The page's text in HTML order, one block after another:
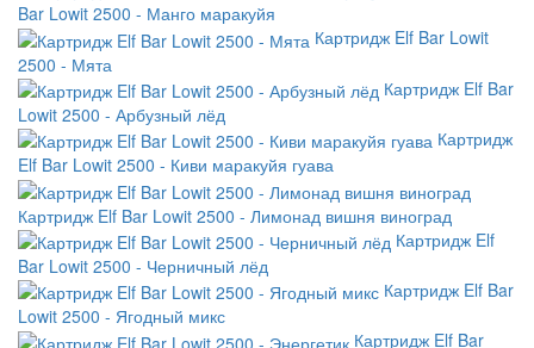
Bar Lowit 2500 - Манго маракуйя
Картридж Elf Bar Lowit
2500 - Мята
Картридж Elf Bar
Lowit 2500 - Арбузный лёд
Картридж
Elf Bar Lowit 2500 - Киви маракуйя гуава
Картридж Elf Bar Lowit 2500 - Лимонад вишня виноград
Картридж Elf
Bar Lowit 2500 - Черничный лёд
Картридж Elf Bar
Lowit 2500 - Ягодный микс
Картридж Elf Bar